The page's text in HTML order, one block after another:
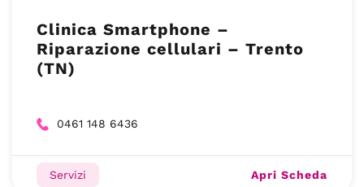
Clinica Smartphone –
Riparazione cellulari – Trento
(TN)
0461 148 6436
Servizi Apri Scheda